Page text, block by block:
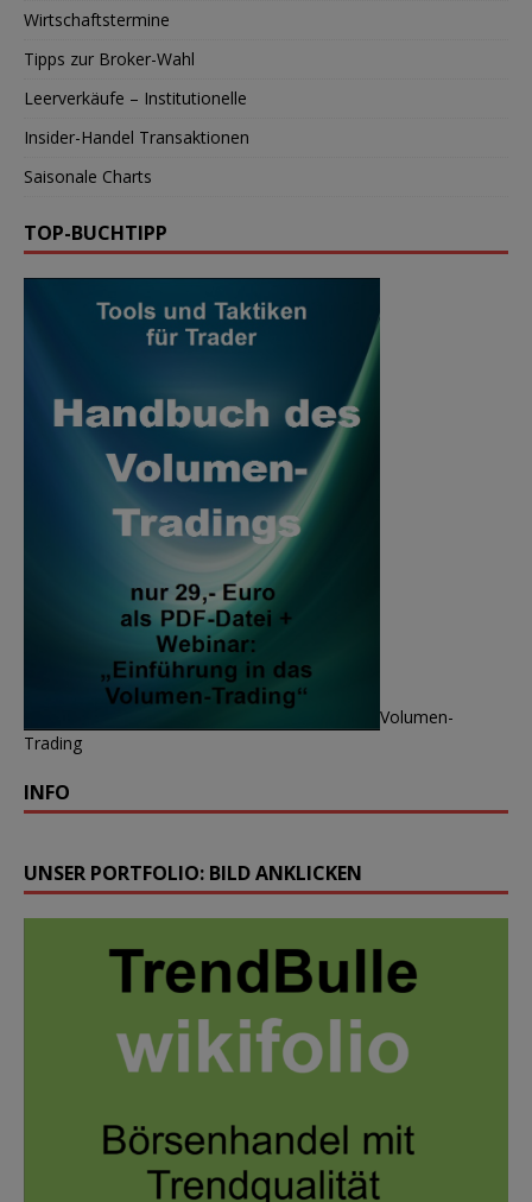
Wirtschaftstermine
Tipps zur Broker-Wahl
Leerverkäufe – Institutionelle
Insider-Handel Transaktionen
Saisonale Charts
TOP-BUCHTIPP
Volumen-
Trading
INFO
UNSER PORTFOLIO: BILD ANKLICKEN